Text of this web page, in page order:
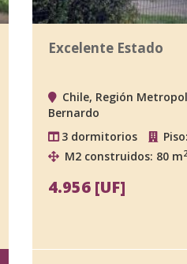
Excelente Estado
Chile, Región
Bernardo
3 dormitorios
Piso:
M2 construidos: 80 m2
4.956 [UF]